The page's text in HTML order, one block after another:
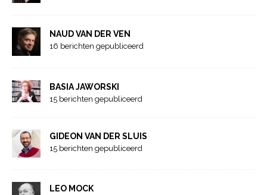
NAUD VAN DER VEN
16 berichten gepubliceerd
BASIA JAWORSKI
15 berichten gepubliceerd
GIDEON VAN DER SLUIS
15 berichten gepubliceerd
LEO MOCK